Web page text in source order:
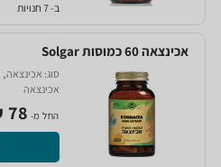
ב- 7 חנויות
אכינצאה 60 כמוסות Solgar
סוג: אכינצאה‏,
אכינצאה‏
החל מ- 78‏ ₪